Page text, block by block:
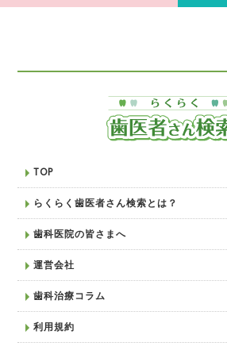
TOP
らくらく歯医者さん検索とは？
歯科医院の皆さまへ
運営会社
歯科治療コラム
利用規約